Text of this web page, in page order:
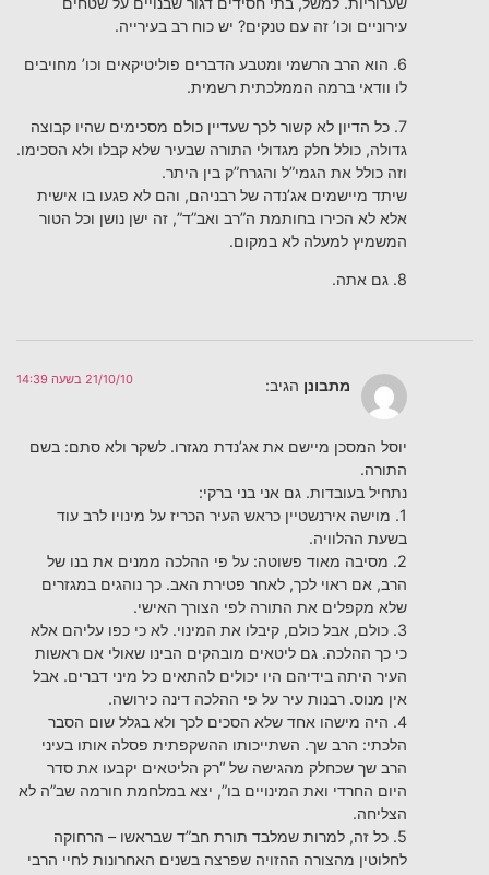
עירוניים וכו’ זה עם טנקים? יש כוח רב בעירייה.
6. הוא הרב הרשמי ומטבע הדברים פוליטיקאים וכו’ מחויבים
לו וודאי ברמה הממלכתית רשמית.
7. כל הדיון לא קשור לכך שעדיין כולם מסכימים שהיו קבוצה
גדולה, כולל חלק מגדולי התורה שבעיר שלא קבלו ולא הסכימו.
וזה כולל את הגמי”ל והגרח”ק בין היתר.
שיתד מיישמים אג’נדה של רבניהם, והם לא פגעו בו אישית
אלא לא הכירו בחותמת ה”רב ואב”ד”, זה ישן נושן וכל הטור
המשמיץ למעלה לא במקום.
8. גם אתה.
מתבונן הגיב: 21/10/10 בשעה 14:39
יוסל המסכן מיישם את אג’נדת מגזרו. לשקר ולא סתם: בשם
התורה.
נתחיל בעובדות. גם אני בני ברקי:
1. מוישה אירנשטיין כראש העיר הכריז על מינויו לרב עוד
בשעת ההלוויה.
2. מסיבה מאוד פשוטה: על פי ההלכה ממנים את בנו של
הרב, אם ראוי לכך, לאחר פטירת האב. כך נוהגים במגזרים
שלא מקפלים את התורה לפי הצורך האישי.
3. כולם, אבל כולם, קיבלו את המינוי. לא כי כפו עליהם אלא
כי כך ההלכה. גם ליטאים מובהקים הבינו שאולי אם ראשות
העיר היתה בידיהם היו יכולים להתאים כל מיני דברים. אבל
אין מנוס. רבנות עיר על פי ההלכה דינה כירושה.
4. היה מישהו אחד שלא הסכים לכך ולא בגלל שום הסבר
הלכתי: הרב שך. השתייכותו ההשקפתית פסלה אותו בעיני
הרב שך שכחלק מהגישה של “רק הליטאים יקבעו את סדר
היום החרדי ואת המינויים בו”, יצא במלחמת חורמה שב”ה לא
הצליחה.
5. כל זה, למרות שמלבד תורת חב”ד שבראשו – הרחוקה
לחלוטין מהצורה ההזויה שפרצה בשנים האחרונות לחיי הרבי